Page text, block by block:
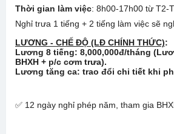
Thời gian làm việc: 8h00-17h00 từ T2-
Nghỉ trưa 1 tiếng + 2 tiếng làm việc sẽ
LƯƠNG - CHẾ ĐỘ (LĐ CHÍNH THỨC):
Lương 8 tiếng: 8,000,000đ/tháng
BHXH + p/c cơm trưa).
Lương tăng ca: trao đổi chi tiết khi
✅ 12 ngày nghỉ phép năm, tham gia